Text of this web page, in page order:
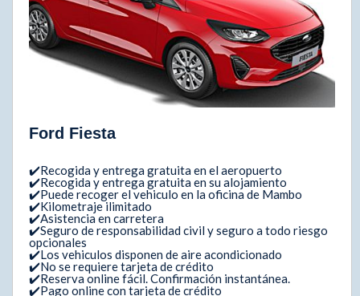
Ford Fiesta
✔️Recogida y entrega gratuita en el aeropuerto
✔️Recogida y entrega gratuita en su alojamiento
✔️Puede recoger el vehiculo en la oficina de Mambo
✔️Kilometraje ilimitado
✔️Asistencia en carretera
✔️Seguro de responsabilidad civil y seguro a todo riesgo
opcionales
✔️Los vehiculos disponen de aire acondicionado
✔️No se requiere tarjeta de crédito
✔️Reserva online fácil. Confirmación instantánea.
✔️Pago online con tarjeta de crédito